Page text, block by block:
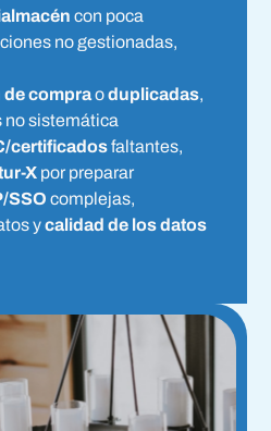
con poca
no gestionadas,
de compraoduplicadas,
no sistemática
certificadosfaltantes,
X por preparar
SSO complejas,
ycalidad de los datos